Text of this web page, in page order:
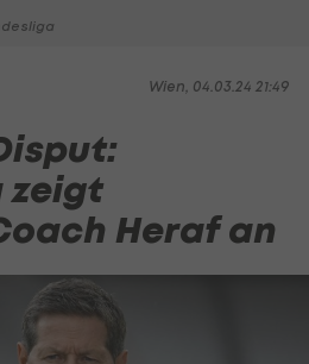
Wien, 04.03.24 21:49
zeigt
Heraf an